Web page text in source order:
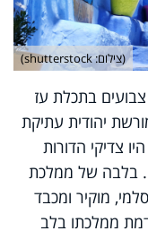
(צילום: shutterstock)
בתכלת עז
יהודית עתיקת
צדיקי הדורות
בלבה של ממלכת
מוקיר ומכבד
ממלכתו בלב